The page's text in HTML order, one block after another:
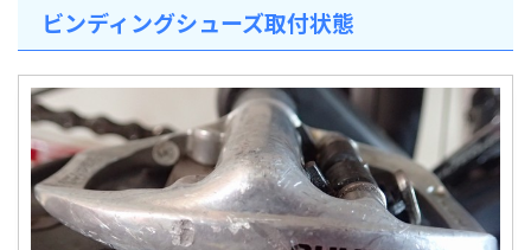
ビンディングシューズ取付状態